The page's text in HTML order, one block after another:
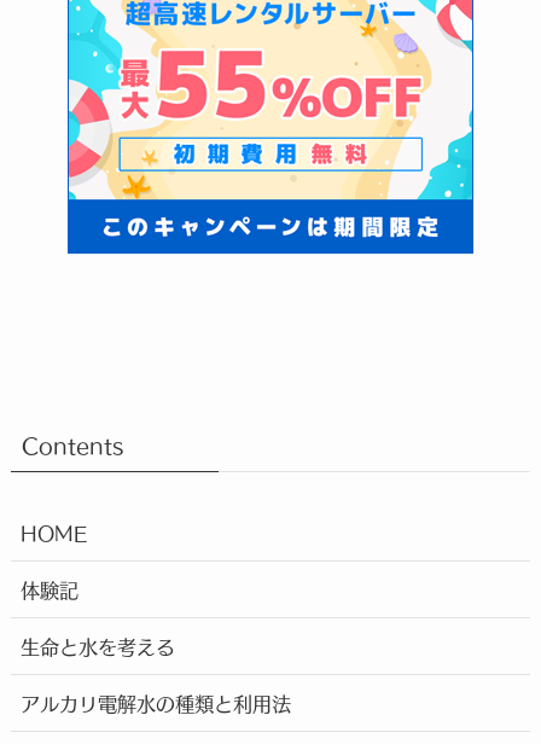
Contents
HOME
体験記
生命と水を考える
アルカリ電解水の種類と利用法